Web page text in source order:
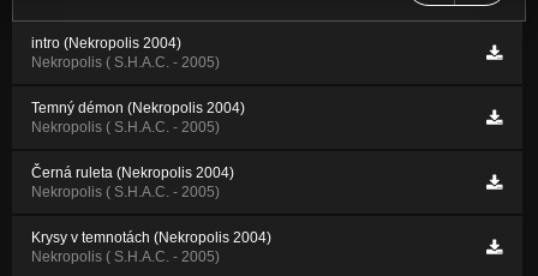
intro (Nekropolis 2004)
Nekropolis ( S.H.A.C. - 2005)
Temný démon (Nekropolis 2004)
Nekropolis ( S.H.A.C. - 2005)
Černá ruleta (Nekropolis 2004)
Nekropolis ( S.H.A.C. - 2005)
Krysy v temnotách (Nekropolis 2004)
Nekropolis ( S.H.A.C. - 2005)